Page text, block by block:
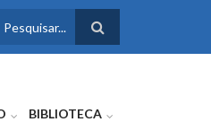
FORMULÁRIO
BIBLIOTECA